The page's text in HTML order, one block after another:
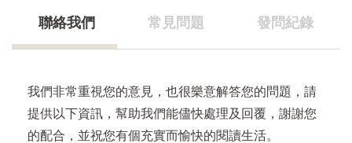
聯絡我們 常見問題 發問紀錄
我們非常重視您的意見，也很樂意解答您的問題，請
提供以下資訊，幫助我們能儘快處理及回覆，謝謝您
的配合，並祝您有個充實而愉快的閱讀生活。